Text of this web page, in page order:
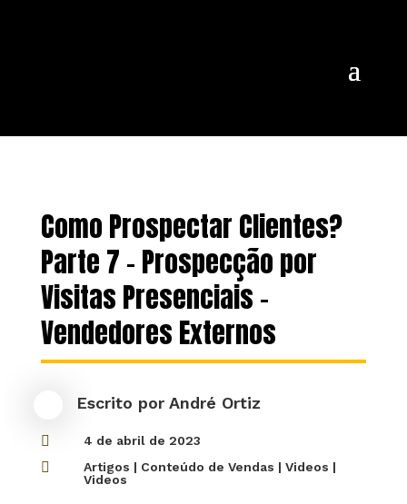
Como Prospectar Clientes?
Parte 7 – Prospecção por
Visitas Presenciais –
Vendedores Externos
Escrito por André Ortiz
 4 de abril de 2023
 Artigos | Conteúdo de Vendas | Videos |
Videos